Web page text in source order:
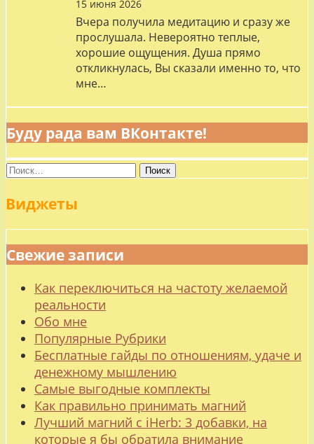
15 июня 2026
Вчера получила медитацию и сразу же
прослушала. Невероятно теплые,
хорошие ощущения. Душа прямо
откликнулась, Вы сказали именно то, что
мне…
Буду рада вам ВКонтакте!
Найти:
Виджеты
Свежие записи
Как переключиться на частоту желаемой
реальности
Обо мне
Популярные Рубрики
Бесплатные гайды по отношениям, удаче и
денежному мышлению
Самые выгодные комплекты
Как правильно принимать магний
Лучший магний с iHerb: 3 добавки, на
которые я бы обратила внимание